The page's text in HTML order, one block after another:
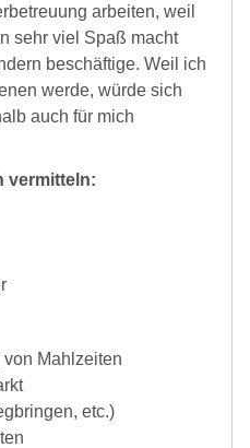
arbeiten, weil
sehr viel Spaß macht
beschäftige. Weil ich
werde, würde sich
auch für mich
vermitteln:
von Mahlzeiten
etc.)